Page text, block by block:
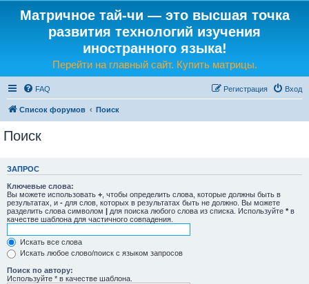
Матричное тай-чи — это высшая точка
развития технологий изучения
иностранного языка!
Перейти на главный сайт. Купить матрицы.
FAQ Вход
Регистрация
Список форумов Поиск
Поиск
ЗАПРОС
Ключевые слова:
Вы можете использовать + , чтобы определить слова, которые должны быть в
результатах, и - для слов, которых в результатах быть не должно. Вы можете
разделить слова символом | для поиска любого слова из списка. Используйте * в
качестве шаблона для частичного совпадения.
Искать все слова
Искать любое слово/поиск с языком запросов
Поиск по автору:
Используйте * в качестве шаблона.